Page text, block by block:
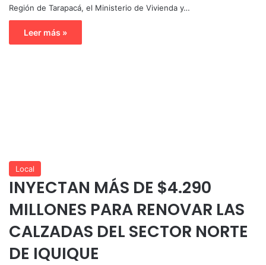
Región de Tarapacá, el Ministerio de Vivienda y…
Leer más »
Local
INYECTAN MÁS DE $4.290
MILLONES PARA RENOVAR LAS
CALZADAS DEL SECTOR NORTE
DE IQUIQUE